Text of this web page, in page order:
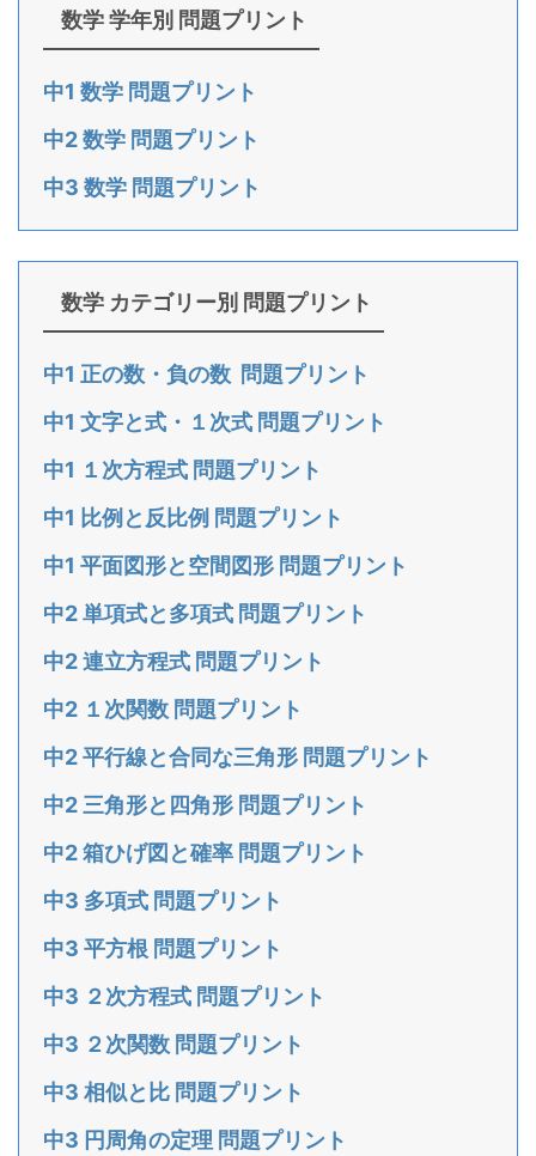
数学 学年別 問題プリント
中1 数学 問題プリント
中2 数学 問題プリント
中3 数学 問題プリント
数学 カテゴリー別 問題プリント
中1 正の数・負の数 問題プリント
中1 文字と式・１次式 問題プリント
中1 １次方程式 問題プリント
中1 比例と反比例 問題プリント
中1 平面図形と空間図形 問題プリント
中2 単項式と多項式 問題プリント
中2 連立方程式 問題プリント
中2 １次関数 問題プリント
中2 平行線と合同な三角形 問題プリント
中2 三角形と四角形 問題プリント
中2 箱ひげ図と確率 問題プリント
中3 多項式 問題プリント
中3 平方根 問題プリント
中3 ２次方程式 問題プリント
中3 ２次関数 問題プリント
中3 相似と比 問題プリント
中3 円周角の定理 問題プリント